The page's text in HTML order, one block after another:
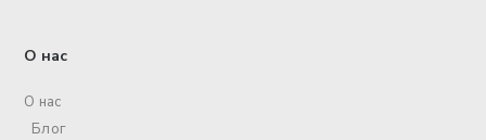
О нас
О нас
Блог